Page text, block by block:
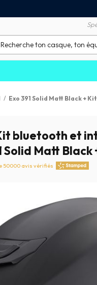
/ Exo 391 Solid Matt Black +
bluetooth et
Solid Matt
50000 avis vérifiés